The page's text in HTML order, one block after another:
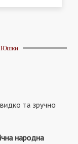
Юшки
та зручно
народна